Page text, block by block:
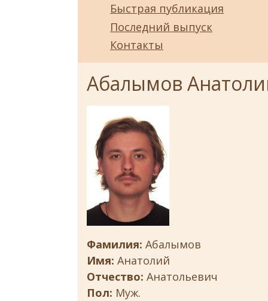
Быстрая публикация
Последний выпуск
Контакты
Абалымов
Фамилия: Абалымов
Имя: Анатолий
Отчество: Анатольевич
Пол: Муж.